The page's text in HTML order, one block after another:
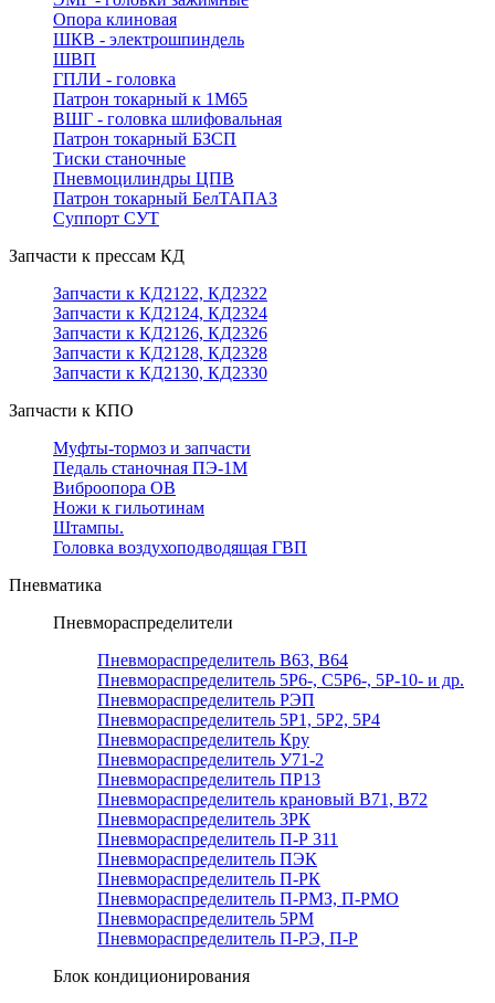
Опора клиновая
ШКВ - электрошпиндель
ШВП
ГПЛИ - головка
Патрон токарный к 1М65
ВШГ - головка шлифовальная
Патрон токарный БЗСП
Тиски станочные
Пневмоцилиндры ЦПВ
Патрон токарный БелТАПАЗ
Суппорт СУТ
Запчасти к прессам КД
Запчасти к КД2122, КД2322
Запчасти к КД2124, КД2324
Запчасти к КД2126, КД2326
Запчасти к КД2128, КД2328
Запчасти к КД2130, КД2330
Запчасти к КПО
Муфты-тормоз и запчасти
Педаль станочная ПЭ-1М
Виброопора ОВ
Ножи к гильотинам
Штампы.
Головка воздухоподводящая ГВП
Пневматика
Пневмораспределители
Пневмораспределитель В63, В64
Пневмораспределитель 5Р6-, С5Р6-, 5Р-10- и др.
Пневмораспределитель РЭП
Пневмораспределитель 5Р1, 5Р2, 5Р4
Пневмораспределитель Кру
Пневмораспределитель У71-2
Пневмораспределитель ПР13
Пневмораспределитель крановый В71, В72
Пневмораспределитель 3РК
Пневмораспределитель П-Р 311
Пневмораспределитель ПЭК
Пневмораспределитель П-РК
Пневмораспределитель П-РМЗ, П-РМО
Пневмораспределитель 5РМ
Пневмораспределитель П-РЭ, П-Р
Блок кондиционирования